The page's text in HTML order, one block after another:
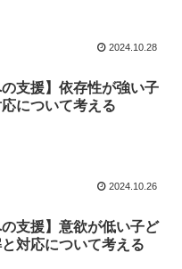
2024.10.28
の支援】依存性が強い子
について考える
2024.10.26
の支援】意欲が低い子ど
対応について考える